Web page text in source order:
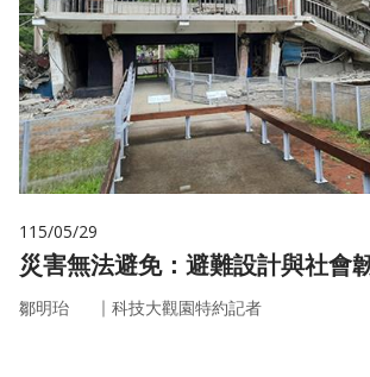
115/05/29
災害無法避免：避難設計與社會
鄒明珆 ｜ 科技大觀園特約記者